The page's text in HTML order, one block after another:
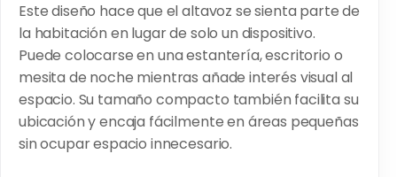
Este diseño hace que el altavoz se sienta parte de
la habitación en lugar de solo un dispositivo.
Puede colocarse en una estantería, escritorio o
mesita de noche mientras añade interés visual al
espacio. Su tamaño compacto también facilita su
ubicación y encaja fácilmente en áreas pequeñas
sin ocupar espacio innecesario.